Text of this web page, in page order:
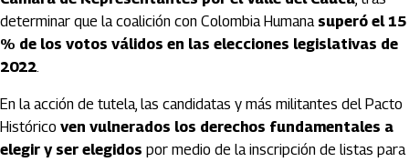
determinar que la coalición con Colombia Humana superó el 15
% de los votos válidos en las elecciones legislativas de
2022.
En la acción de tutela, las candidatas y más militantes del Pacto
Histórico ven vulnerados los derechos fundamentales a
elegir y ser elegidos por medio de la inscripción de listas para